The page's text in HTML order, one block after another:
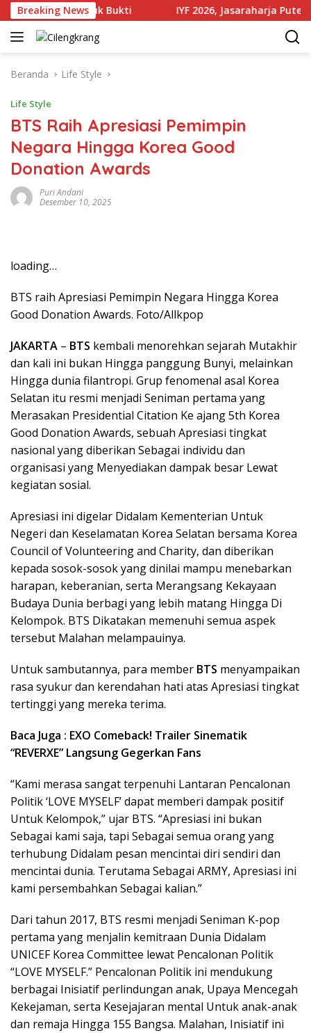
Langsung
ke
konten
Breaking News
Produk Bukti IYF 2026, Jasaraharja Putera
Beranda Life Style
Life Style
BTS Raih Apresiasi Pemimpin
Negara Hingga Korea Good
Donation Awards
Puri Andani
Desember 10, 2025
loading…
BTS raih Apresiasi Pemimpin Negara Hingga Korea
Good Donation Awards. Foto/Allkpop
JAKARTA – BTS kembali menorehkan sejarah Mutakhir
dan kali ini bukan Hingga panggung Bunyi, melainkan
Hingga dunia filantropi. Grup fenomenal asal Korea
Selatan itu resmi menjadi Seniman pertama yang
Merasakan Presidential Citation Ke ajang 5th Korea
Good Donation Awards, sebuah Apresiasi tingkat
nasional yang diberikan Sebagai individu dan
organisasi yang Menyediakan dampak besar Lewat
kegiatan sosial.
Apresiasi ini digelar Didalam Kementerian Untuk
Negeri dan Keselamatan Korea Selatan bersama Korea
Council of Volunteering and Charity, dan diberikan
kepada sosok-sosok yang dinilai mampu menebarkan
harapan, keberanian, serta Merangsang Kekayaan
Budaya Dunia berbagi yang lebih matang Hingga Di
Kelompok. BTS Dikatakan memenuhi semua aspek
tersebut Malahan melampauinya.
Untuk sambutannya, para member BTS menyampaikan
rasa syukur dan kerendahan hati atas Apresiasi tingkat
tertinggi yang mereka terima.
Baca Juga : EXO Comeback! Trailer Sinematik
“REVERXE” Langsung Gegerkan Fans
“Kami merasa sangat terpenuhi Lantaran Pencalonan
Politik ‘LOVE MYSELF’ dapat memberi dampak positif
Untuk Kelompok,” ujar BTS. “Apresiasi ini bukan
Sebagai kami saja, tapi Sebagai semua orang yang
terhubung Didalam pesan mencintai diri sendiri dan
mencintai dunia. Terutama Sebagai ARMY, Apresiasi ini
kami persembahkan Sebagai kalian.”
Dari tahun 2017, BTS resmi menjadi Seniman K-pop
pertama yang menjalin kemitraan Dunia Didalam
UNICEF Korea Committee lewat Pencalonan Politik
“LOVE MYSELF.” Pencalonan Politik ini mendukung
berbagai Inisiatif perlindungan anak, Upaya Mencegah
Kekejaman, serta Kesejajaran mental Untuk anak-anak
dan remaja Hingga 155 Bangsa. Malahan, Inisiatif ini